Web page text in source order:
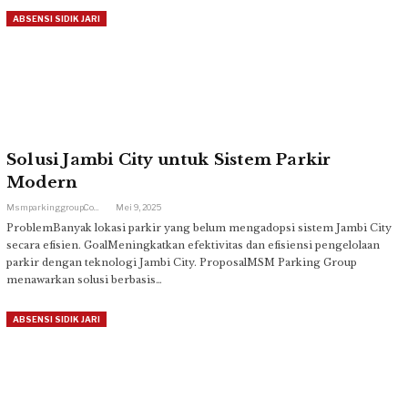
ABSENSI SIDIK JARI
Solusi Jambi City untuk Sistem Parkir
Modern
Mei 9, 2025
ProblemBanyak lokasi parkir yang belum mengadopsi sistem Jambi City
secara efisien. GoalMeningkatkan efektivitas dan efisiensi pengelolaan
parkir dengan teknologi Jambi City. ProposalMSM Parking Group
menawarkan solusi berbasis…
ABSENSI SIDIK JARI